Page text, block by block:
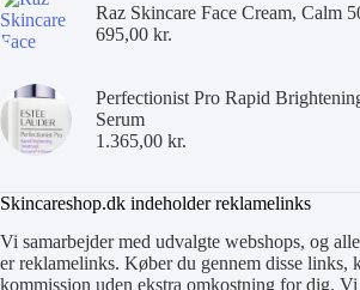
Raz Skincare Face Cream, Calm
695,00 kr.
Perfectionist Pro Rapid
Serum
1.365,00 kr.
Skincareshop.dk indeholder reklamelinks
Vi samarbejder med udvalgte webshops, og
er reklamelinks. Køber du gennem disse links,
kommission uden ekstra omkostning for dig. Vi